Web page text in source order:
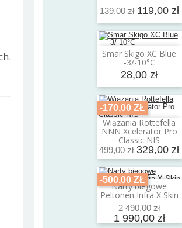
139,00 zł 119,00 zł
Smar Skigo XC Blue
-3/-10°C
28,00 zł
Dodaj do koszyka
-170,00 ZŁ
Wiązania Rottefella
NNN Xcelerator Pro
Classic NIS
499,00 zł 329,00 zł
Dodaj do koszyka
-500,00 ZŁ
Narty biegowe
Peltonen Infra X Skin
2 490,00 zł
1 990,00 zł
Dodaj do koszyka